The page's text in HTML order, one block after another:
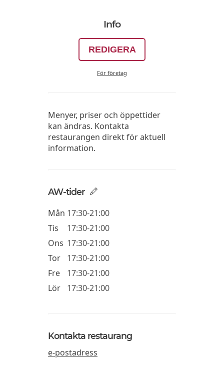
Info
REDIGERA
För företag
Menyer, priser och öppettider
kan ändras. Kontakta
restaurangen direkt för aktuell
information.
AW-tider
Mån 17:30-21:00
Tis
17:30-21:00
Ons 17:30-21:00
Tor
17:30-21:00
Fre
17:30-21:00
Lör
17:30-21:00
Kontakta restaurang
e-postadress